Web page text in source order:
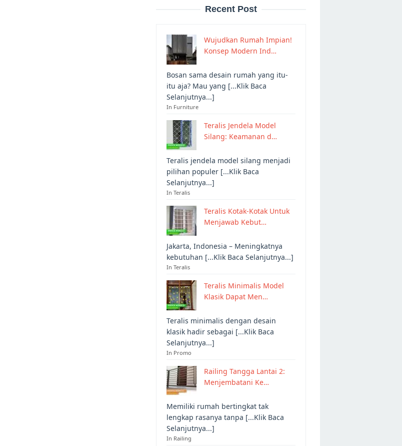
Recent Post
Wujudkan Rumah Impian!
Konsep Modern Ind…
Bosan sama desain rumah yang itu-
itu aja? Mau yang [...Klik Baca
Selanjutnya...]
In Furniture
Teralis Jendela Model
Silang: Keamanan d…
Teralis jendela model silang menjadi
pilihan populer [...Klik Baca
Selanjutnya...]
In Teralis
Teralis Kotak-Kotak Untuk
Menjawab Kebut…
Jakarta, Indonesia – Meningkatnya
kebutuhan [...Klik Baca Selanjutnya...]
In Teralis
Teralis Minimalis Model
Klasik Dapat Men…
Teralis minimalis dengan desain
klasik hadir sebagai [...Klik Baca
Selanjutnya...]
In Promo
Railing Tangga Lantai 2:
Menjembatani Ke…
Memiliki rumah bertingkat tak
lengkap rasanya tanpa [...Klik Baca
Selanjutnya...]
In Railing